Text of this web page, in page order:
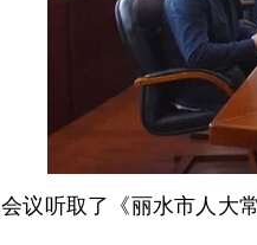
会议听取了《丽水市人大